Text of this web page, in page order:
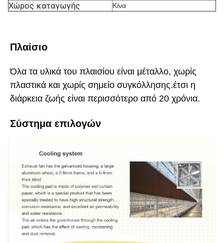
Χώρος καταγωγής
Κίνα
Πλαίσιο
Όλα τα υλικά του πλαισίου είναι μέταλλο, χωρίς
πλαστικά και χωρίς σημείο συγκόλλησης.έτσι η
διάρκεια ζωής είναι περισσότερο από 20 χρόνια.
Σύστημα επιλογών